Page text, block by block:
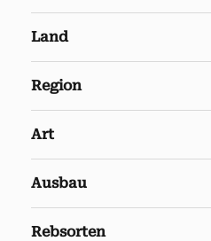
Land
Region
Art
Ausbau
Rebsorten